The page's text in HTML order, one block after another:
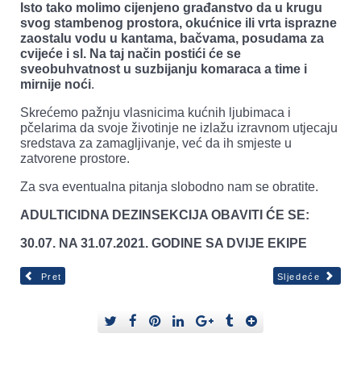
Isto tako molimo cijenjeno građanstvo da u krugu
svog stambenog prostora, okućnice ili vrta isprazne
zaostalu vodu u kantama, bačvama, posudama za
cvijeće i sl. Na taj način postići će se
sveobuhvatnost u suzbijanju komaraca a time i
mirnije noći.
Skrećemo pažnju vlasnicima kućnih ljubimaca i
pčelarima da svoje životinje ne izlažu izravnom utjecaju
sredstava za zamagljivanje, već da ih smjeste u
zatvorene prostore.
Za sva eventualna pitanja slobodno nam se obratite.
ADULTICIDNA DEZINSEKCIJA OBAVITI ĆE SE:
30.07. NA 31.07.2021. GODINE SA DVIJE EKIPE
Pret Sljedeće